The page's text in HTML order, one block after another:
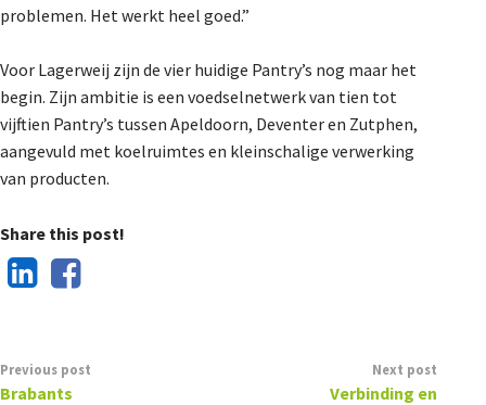
problemen. Het werkt heel goed.”
Voor Lagerweij zijn de vier huidige Pantry’s nog maar het
begin. Zijn ambitie is een voedselnetwerk van tien tot
vijftien Pantry’s tussen Apeldoorn, Deventer en Zutphen,
aangevuld met koelruimtes en kleinschalige verwerking
van producten.
Share this post!
Previous post
Brabants
Next post
Verbinding en